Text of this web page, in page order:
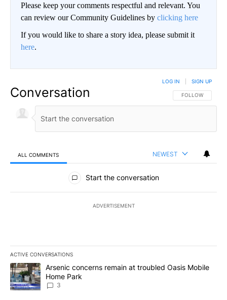
Please keep your comments respectful and relevant. You
can review our Community Guidelines by clicking here
If you would like to share a story idea, please submit it
here.
Conversation FOLLOW THIS
FOLLOW
LOG IN SIGN UP
ALL COMMENTS NEWEST
All Comments
Start the conversation
ADVERTISEMENT
ACTIVE CONVERSATIONS
The following is a list of the most commented articles in the last
A trending article titled "Arsenic concerns remain at troubled
Arsenic concerns remain at troubled Oasis Mobile
Home Park
3